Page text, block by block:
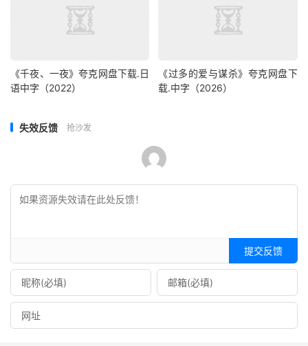
《千夜、一夜》夸克网盘下载.日
语中字（2022）
《过多的爱与谋杀》夸克网盘下
载.中字（2026）
失效反馈 抢沙发
提交反馈